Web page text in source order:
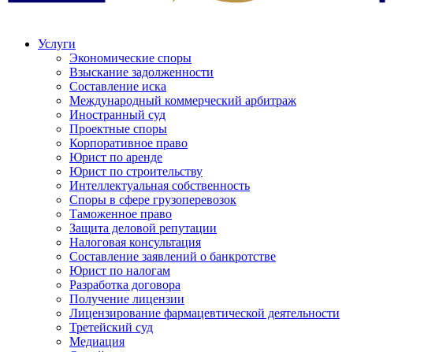
Услуги
Экономические споры
Взыскание задолженности
Составление иска
Международный коммерческий арбитраж
Иностранный суд
Проектные споры
Корпоративное право
Юрист по аренде
Юрист по строительству
Интеллектуальная собственность
Споры в сфере грузоперевозок
Таможенное право
Защита деловой репутации
Налоговая консультация
Составление заявлений о банкротстве
Юрист по налогам
Разработка договора
Получение лицензии
Лицензирование фармацевтической деятельности
Третейский суд
Медиация